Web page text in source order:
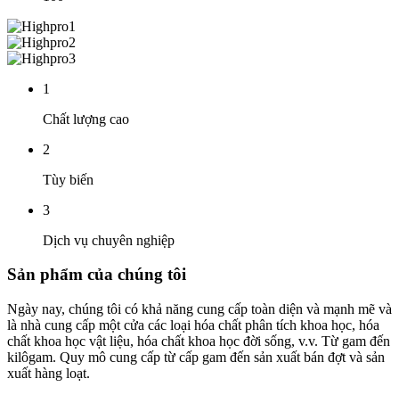
1
Chất lượng cao
2
Tùy biến
3
Dịch vụ chuyên nghiệp
Sản phẩm của chúng tôi
Ngày nay, chúng tôi có khả năng cung cấp toàn diện và mạnh mẽ và
là nhà cung cấp một cửa các loại hóa chất phân tích khoa học, hóa
chất khoa học vật liệu, hóa chất khoa học đời sống, v.v. Từ gam đến
kilôgam. Quy mô cung cấp từ cấp gam đến sản xuất bán đợt và sản
xuất hàng loạt.